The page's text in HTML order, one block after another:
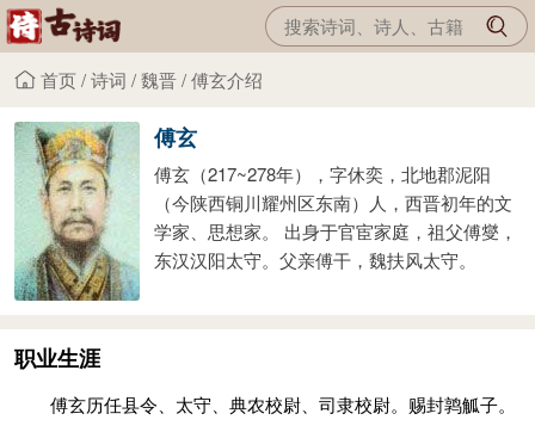
首页/诗词 /魏晋/傅玄介绍
傅玄
傅玄（217~278年），字休奕，北地郡泥阳
（今陕西铜川耀州区东南）人，西晋初年的文
学家、思想家。 出身于官宦家庭，祖父傅燮，
东汉汉阳太守。父亲傅干，魏扶风太守。
职业生涯
傅玄历任县令、太守、典农校尉、司隶校尉。赐封鹑觚子。